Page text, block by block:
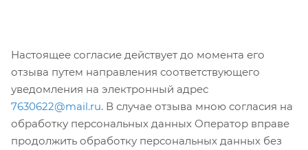
Настоящее согласие действует до момента его
отзыва путем направления соответствующего
уведомления на электронный адрес
7630622@mail.ru. В случае отзыва мною согласия на
обработку персональных данных Оператор вправе
продолжить обработку персональных данных без